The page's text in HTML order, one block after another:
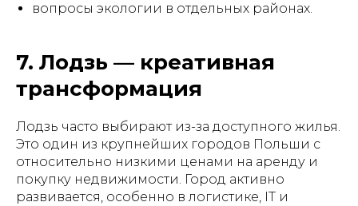
вопросы экологии в отдельных районах.
7. Лодзь — креативная
трансформация
Лодзь часто выбирают из-за доступного жилья.
Это один из крупнейших городов Польши с
относительно низкими ценами на аренду и
покупку недвижимости. Город активно
развивается, особенно в логистике, IT и